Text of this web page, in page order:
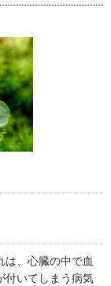
、心臓の中で血
付いてしまう病気